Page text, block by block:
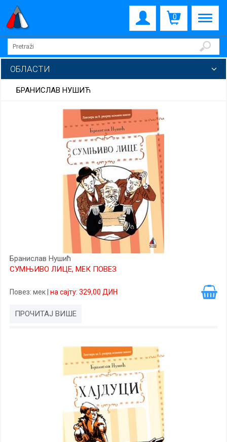
0
ОБЛАСТИ
БРАНИСЛАВ НУШИЋ
Бранислав Нушић
СУМЊИВО ЛИЦЕ, МЕК ПОВЕЗ
Повез: мек на сајту: 329,00 ДИН
ПРОЧИТАЈ ВИШЕ